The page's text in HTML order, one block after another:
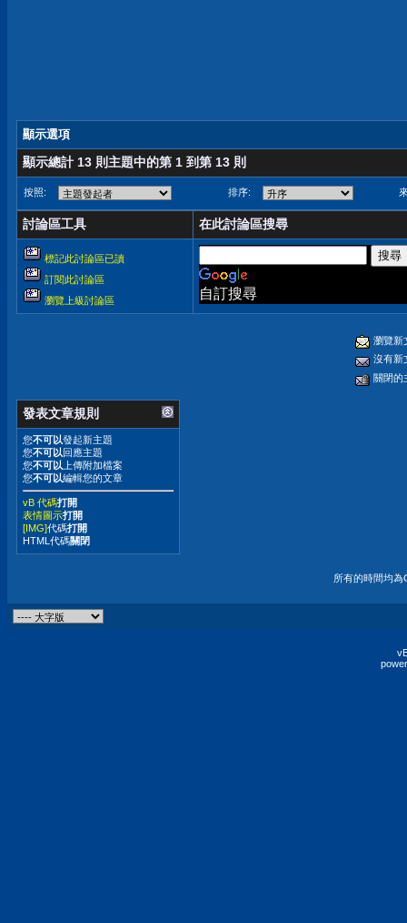
顯示選項
顯示總計 13 則主題中的第 1 到第 13 則
按照: 排序:
討論區工具 在此討論區搜尋
標記此討論區已讀
訂閱此討論區
瀏覽上級討論區
自訂搜尋
瀏覽新
沒有新
關閉的
發表文章規則
您不可以發起新主題
您不可以回應主題
您不可以 上傳附加檔案
您不可以編輯您的文章
vB 代碼打開
表情圖示打開
[IMG]代碼打開
HTML代碼關閉
所有的時間均為